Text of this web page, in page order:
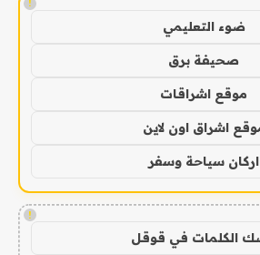
!
ضوء التعليمي
صحيفة برق
موقع اشراقات
اشراق اون لاين
اركان سياحة وسفر
!
الكلمات في قوقل